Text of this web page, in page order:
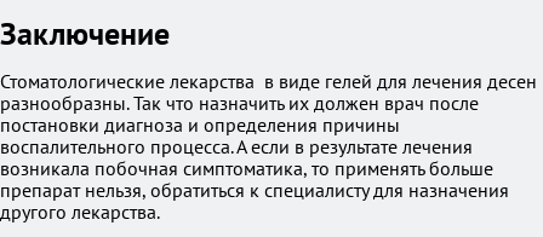
Заключение
Стоматологические лекарства в виде гелей для лечения десен
разнообразны. Так что назначить их должен врач после
постановки диагноза и определения причины
воспалительного процесса. А если в результате лечения
возникала побочная симптоматика, то применять больше
препарат нельзя, обратиться к специалисту для назначения
другого лекарства.